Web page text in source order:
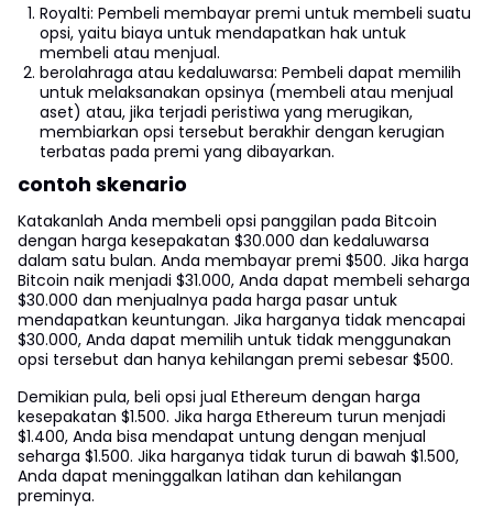
Royalti: Pembeli membayar premi untuk membeli suatu
opsi, yaitu biaya untuk mendapatkan hak untuk
membeli atau menjual.
berolahraga atau kedaluwarsa: Pembeli dapat memilih
untuk melaksanakan opsinya (membeli atau menjual
aset) atau, jika terjadi peristiwa yang merugikan,
membiarkan opsi tersebut berakhir dengan kerugian
terbatas pada premi yang dibayarkan.
contoh skenario
Katakanlah Anda membeli opsi panggilan pada Bitcoin
dengan harga kesepakatan $30.000 dan kedaluwarsa
dalam satu bulan. Anda membayar premi $500. Jika harga
Bitcoin naik menjadi $31.000, Anda dapat membeli seharga
$30.000 dan menjualnya pada harga pasar untuk
mendapatkan keuntungan. Jika harganya tidak mencapai
$30.000, Anda dapat memilih untuk tidak menggunakan
opsi tersebut dan hanya kehilangan premi sebesar $500.
Demikian pula, beli opsi jual Ethereum dengan harga
kesepakatan $1.500. Jika harga Ethereum turun menjadi
$1.400, Anda bisa mendapat untung dengan menjual
seharga $1.500. Jika harganya tidak turun di bawah $1.500,
Anda dapat meninggalkan latihan dan kehilangan
preminya.